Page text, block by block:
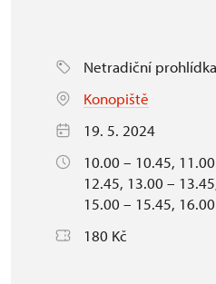
Netradiční prohlídka
Konopiště
19. 5. 2024
10.00 – 10.45,
12.45, 13.00 –
15.00 – 15.45,
180 Kč